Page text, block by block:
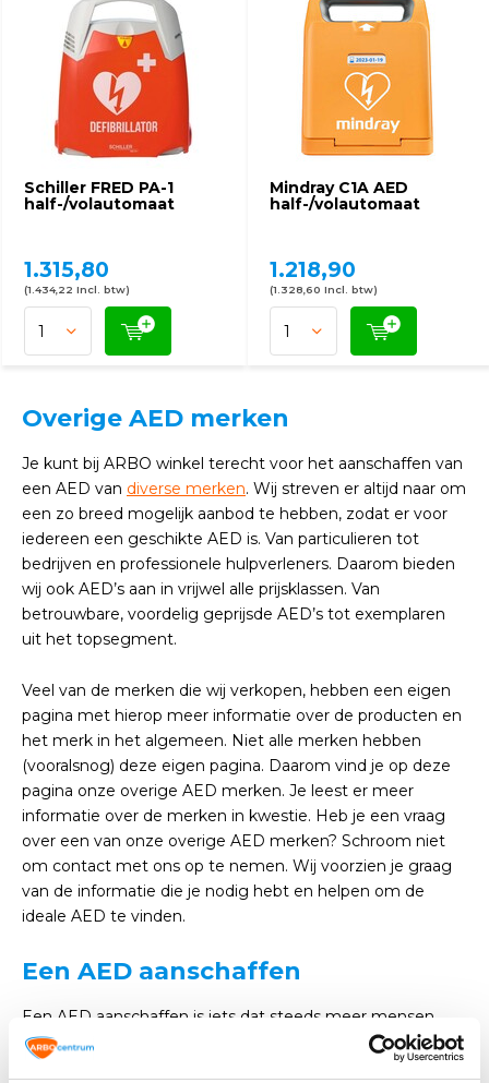
Schiller FRED PA-1
half-/volautomaat
1.315,80
(1.434,22 Incl. btw)
Mindray C1A AED
half-/volautomaat
1.218,90
(1.328,60 Incl. btw)
Overige AED merken
Je kunt bij ARBO winkel terecht voor het aanschaffen van
een AED van diverse merken. Wij streven er altijd naar om
een zo breed mogelijk aanbod te hebben, zodat er voor
iedereen een geschikte AED is. Van particulieren tot
bedrijven en professionele hulpverleners. Daarom bieden
wij ook AED’s aan in vrijwel alle prijsklassen. Van
betrouwbare, voordelig geprijsde AED’s tot exemplaren
uit het topsegment.
Veel van de merken die wij verkopen, hebben een eigen
pagina met hierop meer informatie over de producten en
het merk in het algemeen. Niet alle merken hebben
(vooralsnog) deze eigen pagina. Daarom vind je op deze
pagina onze overige AED merken. Je leest er meer
informatie over de merken in kwestie. Heb je een vraag
over een van onze overige AED merken? Schroom niet
om contact met ons op te nemen. Wij voorzien je graag
van de informatie die je nodig hebt en helpen om de
ideale AED te vinden.
Een AED aanschaffen
Een AED aanschaffen is iets dat steeds meer mensen
overwegen en doen. Een aantal jaar geleden was het nog
een zeldzaamheid om een AED in huis te hebben. Nu zie